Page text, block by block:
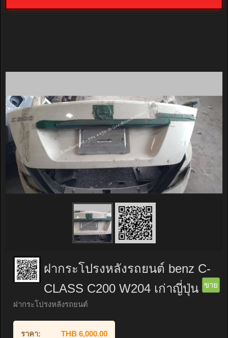
ฝากระโปรงหลังรถยนต์ benz C-
CLASS C200 W204 เก่าญี่ปุ่น
ขาย
ฝากระโปรงหลังรถยนต์
ราคา: THB 6,000.00